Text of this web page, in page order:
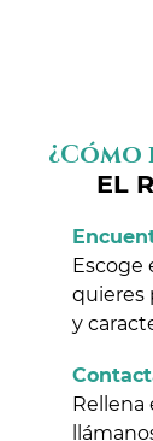
EL
quieres
y